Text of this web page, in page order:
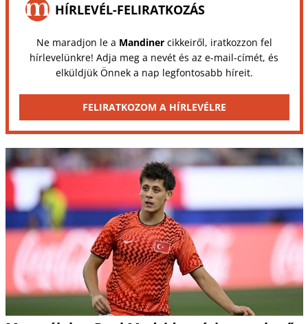
HÍRLEVÉL-FELIRATKOZÁS
Ne maradjon le a Mandinercikkeiről, iratkozzon fel
hírlevelünkre! Adja meg a nevét és az e-mail-címét, és
elküldjük Önnek a nap legfontosabb híreit.
FELIRATKOZOM A HÍRLEVÉLRE